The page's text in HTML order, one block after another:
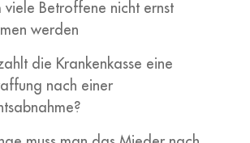
viele Betroffene nicht ernst
werden
die Krankenkasse eine
nach einer